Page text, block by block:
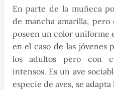
En parte de la muñeca
de mancha amarilla, pero
poseen un color uniforme
en el caso de las jóvenes
los adultos pero con
intensos. Es un ave
especie de aves, se